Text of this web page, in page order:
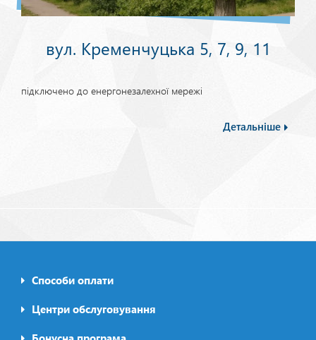
вул. Кременчуцька 5, 7, 9, 11
підключено до енергонезалехної мережі
Детальніше
Footer0
menu
Способи оплати
Центри обслуговування